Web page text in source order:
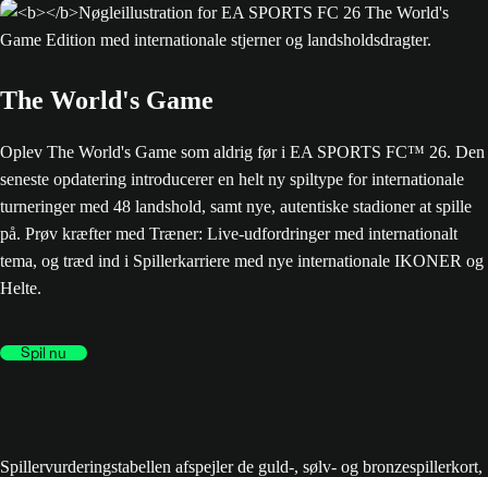
The World's Game
Oplev The World's Game som aldrig før i EA SPORTS FC™ 26. Den
seneste opdatering introducerer en helt ny spiltype for internationale
turneringer med 48 landshold, samt nye, autentiske stadioner at spille
på. Prøv kræfter med Træner: Live-udfordringer med internationalt
tema, og træd ind i Spillerkarriere med nye internationale IKONER og
Helte.
Spil nu
Spillervurderingstabellen afspejler de guld-, sølv- og bronzespillerkort,